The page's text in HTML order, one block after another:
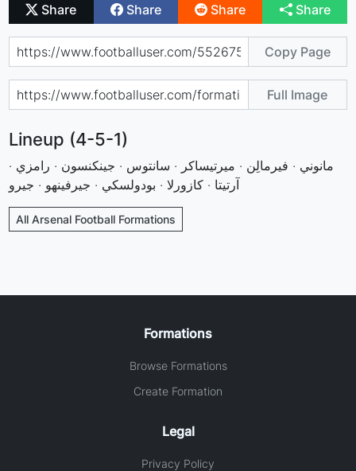
Share Share Share Share
Copy Page
Full Image
Lineup (4-5-1)
مانوني · فيرمالِن · ميرتيساكر · سانتوس · جينكنسون · رامزي ·
آرتيتا · كازورلا · بودولسكي · جيرفينهو · جيرو
All Arsenal Football Formations
Formations
Browse Formations
Create Formation
Legal
Privacy Policy